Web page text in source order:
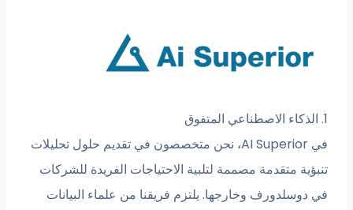
في AI Superior، نحن متخصصون في تقديم حلول تحليلات
متقدمة مصممة لتلبية الاحتياجات الفريدة للشركات
وخارجها. يلتزم فريقنا من علماء البيانات